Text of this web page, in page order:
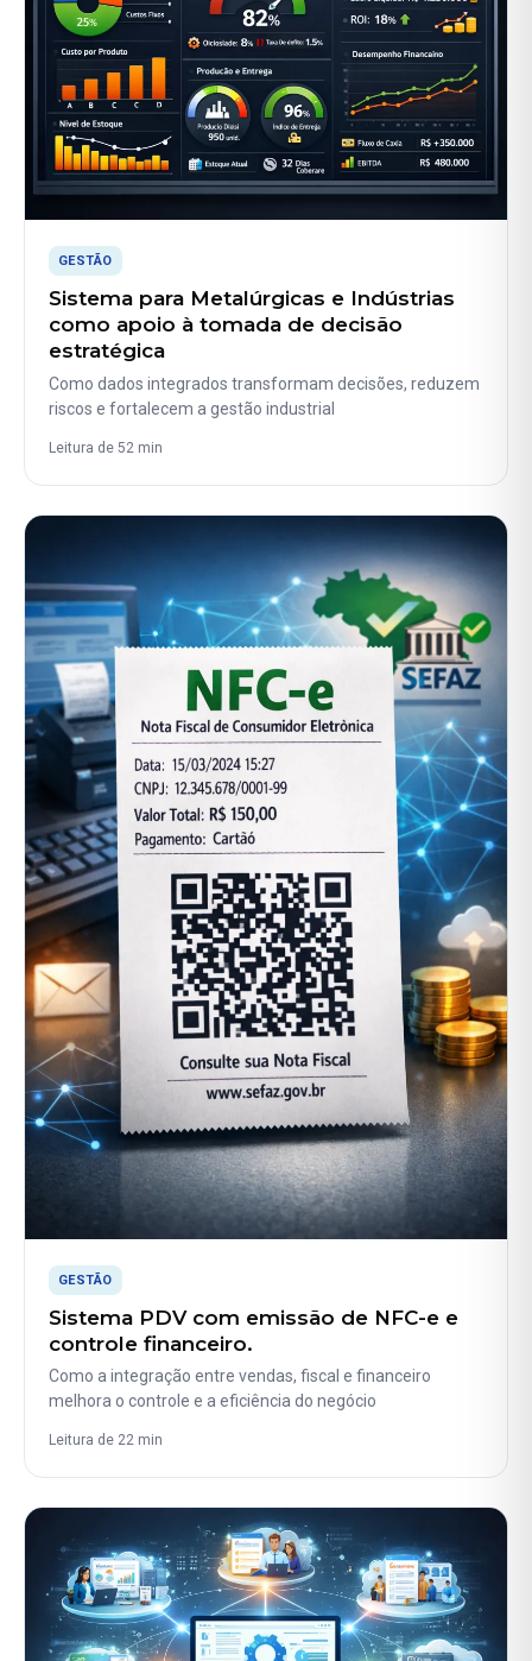
GESTÃO
Sistema para Metalúrgicas e Indústrias
como apoio à tomada de decisão
estratégica
Como dados integrados transformam decisões, reduzem
riscos e fortalecem a gestão industrial
Leitura de 52 min
GESTÃO
Sistema PDV com emissão de NFC-e e
controle financeiro.
Como a integração entre vendas, fiscal e financeiro
melhora o controle e a eficiência do negócio
Leitura de 22 min